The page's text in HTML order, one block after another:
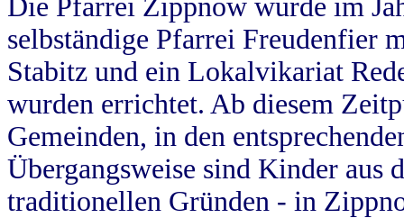
Die Pfarrei Zippnow wurde im
selbständige Pfarrei Freudenfier
Stabitz und ein Lokalvikariat
wurden errichtet. Ab diesem
Gemeinden, in den
Übergangsweise sind Kinder aus
traditionellen Gründen - in